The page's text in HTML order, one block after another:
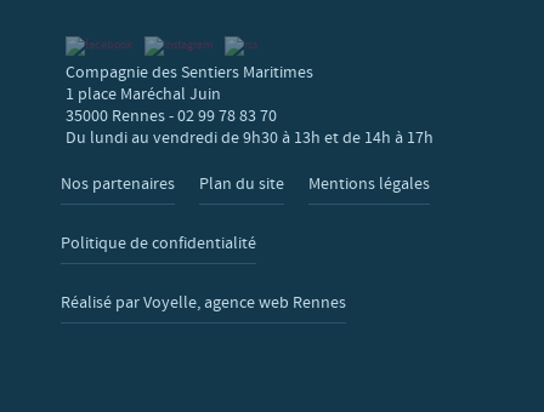
Compagnie des Sentiers Maritimes
1 place Maréchal Juin
35000 Rennes - 02 99 78 83 70
Du lundi au vendredi de 9h30 à 13h et de 14h à 17h
Nos partenaires Plan du site Mentions légales
Politique de confidentialité
Réalisé par Voyelle, agence web Rennes